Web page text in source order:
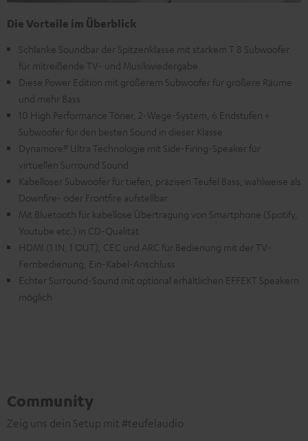
Die Vorteile im Überblick
Schlanke Soundbar der Spitzenklasse mit starkem T 8 Subwoofer
für mitreißende TV- und Musikwiedergabe
Diese Power Edition mit größerem Subwoofer für größere Räume
und mehr Bass
10 High Performance Töner, 2-Wege-System, 6 Endstufen +
Subwoofer für den besten Sound in dieser Klasse
Dynamore® Ultra Technologie mit Side-Firing-Speaker für
virtuellen Surround Sound
Kabelloser Subwoofer für tiefen, präzisen Teufel Bass, wahlweise als
Downfire- oder Frontfire aufstellbar
Mit Bluetooth für kabellose Übertragung von Smartphone (Spotify,
Youtube etc.) in CD-Qualität
HDMI (1 IN, 1 OUT), CEC und ARC für Bedienung mit der TV-
Fernbedienung, Ein-Kabel-Anschluss
Echter Surround-Sound mit optional erhältlichen EFFEKT Speakern
möglich
Community
Zeig uns dein Setup mit #teufelaudio